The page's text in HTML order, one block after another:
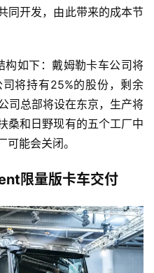
同开发，由此带来的成本节
如下：戴姆勒卡车公司将
将持有25%的股份，剩余
司总部将设在东京，生产将
桑和日野现有的五个工厂中
能会关闭。
限量版卡车交付